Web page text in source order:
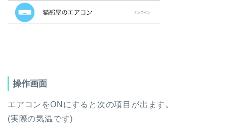
操作画面
エアコンをONにすると次の項目が出ます。
(実際の気温です)